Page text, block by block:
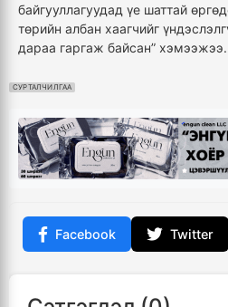
байгууллагуудад үе шаттай
төрийн албан хаагчийг
дараа гаргаж байсан” хэмээжээ.
СУРТАЛЧИЛГАА
Facebook Twitter